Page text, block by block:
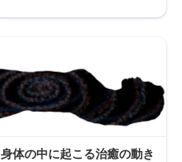
身体の中に起こる治癒の動き